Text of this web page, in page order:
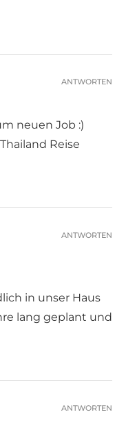
neuen Job :)
Reise
ANTWORTEN
in unser Haus
lang geplant und
ANTWORTEN
ANTWORTEN